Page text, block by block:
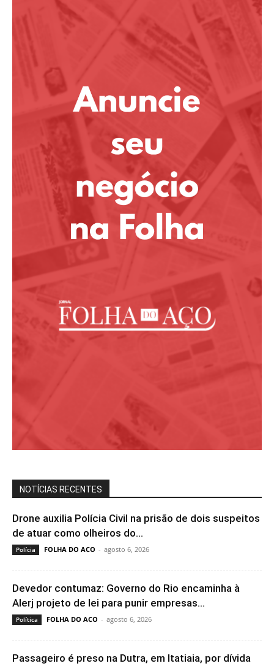
NOTÍCIAS RECENTES
Drone auxilia Polícia Civil na prisão de dois suspeitos
de atuar como olheiros do...
Polícia FOLHA DO ACO - agosto 6, 2026
Devedor contumaz: Governo do Rio encaminha à
Alerj projeto de lei para punir empresas...
Política FOLHA DO ACO - agosto 6, 2026
Passageiro é preso na Dutra, em Itatiaia, por dívida